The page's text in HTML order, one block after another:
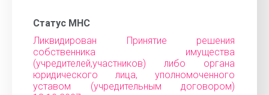
Статус МНС
Ликвидирован Принятие решения
собственника имущества
(учредителей,участников) либо органа
юридического лица, уполномоченного
уставом (учредительным договором)